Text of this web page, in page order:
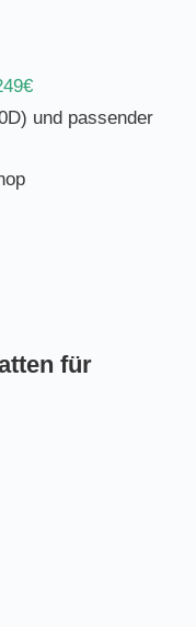
und passender
für